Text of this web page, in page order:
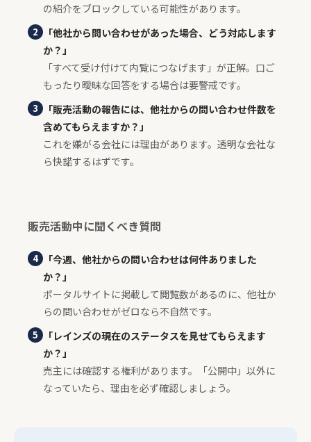
の紹介をブロックしている可能性があります。
2
「他社から問い合わせがあった場合、どう対応します
か？」
「すべて受け付けて内覧につなげます」が正解。口ご
もったり曖昧な回答をする場合は要警戒です。
3
「販売活動の報告には、他社からの問い合わせ件数を
含めてもらえますか？」
これを嫌がる会社には理由があります。透明な会社な
ら快諾するはずです。
販売活動中に聞くべき質問
4
「今週、他社からの問い合わせは何件ありました
か？」
ポータルサイトに掲載して閲覧数があるのに、他社か
らの問い合わせがゼロなら不自然です。
5
「レインズの現在のステータスを見せてもらえます
か？」
売主には確認する権利があります。「公開中」以外に
なっていたら、理由を必ず確認しましょう。